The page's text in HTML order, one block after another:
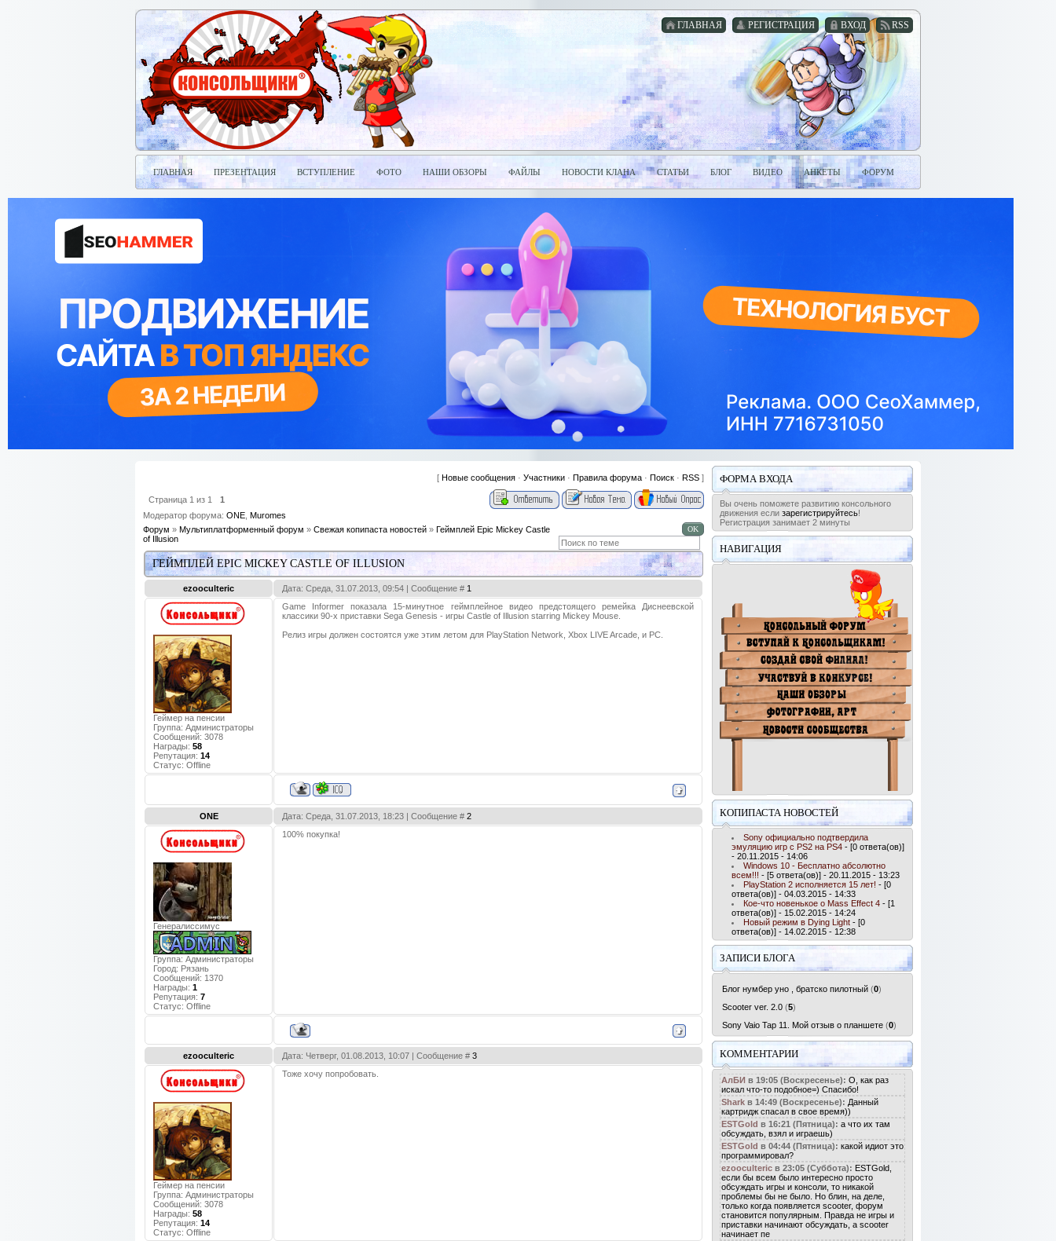
RSS
ВХОД
РЕГИСТРАЦИЯ
ГЛАВНАЯ
ГЛАВНАЯ ПРЕЗЕНТАЦИЯ ВСТУПЛЕНИЕ ФОТО НАШИ ОБЗОРЫ ФАЙЛЫ НОВОСТИ КЛАНА СТАТЬИ БЛОГ ВИДЕО АНКЕТЫ ФОРУМ
[ Новые сообщения · Участники · Правила форума · Поиск · RSS ]
Страница 1 из 1
1
Модератор форума: ONE Muromes
Форум » Мультиплатформенный форум » Свежая копипаста новостей » Геймплей Epic Mickey Castle
of Illusion
ГЕЙМПЛЕЙ EPIC MICKEY CASTLE OF ILLUSION
ezooculteric Дата: Среда, 31.07.2013, 09:54 | Сообщение # 1
Геймер на пенсии
Группа: Администраторы
Сообщений: 3078
Награды: 58
Репутация: 14
Статус: Offline
Game Informer показала 15-минутное геймплейное видео предстоящего ремейка Диснеевской
классики 90-х приставки Sega Genesis - игры Castle of Illusion starring Mickey Mouse.
Релиз игры должен состоятся уже этим летом для PlayStation Network, Xbox LIVE Arcade, и PC.
ONE Дата: Среда, 31.07.2013, 18:23 | Сообщение # 2
Генералиссимус
Группа: Администраторы
Город: Рязань
Сообщений: 1370
Награды: 1
Репутация: 7
Статус: Offline
100% покупка!
ezooculteric Дата: Четверг, 01.08.2013, 10:07 | Сообщение # 3
Геймер на пенсии
Группа: Администраторы
Сообщений: 3078
Награды: 58
Репутация: 14
Статус: Offline
Тоже хочу попробовать.
ФОРМА ВХОДА
Вы очень поможете развитию консольного
движения если зарегистрируйтесь!
Регистрация занимает 2 минуты
НАВИГАЦИЯ
КОПИПАСТА НОВОСТЕЙ
Sony официально подтвердила
эмуляцию игр с PS2 на PS4 - [0 ответа(ов)]
- 20.11.2015 - 14:06
Windows 10 - Бесплатно абсолютно
всем!!! - [5 ответа(ов)] - 20.11.2015 - 13:23
PlayStation 2 исполняется 15 лет! - [0
ответа(ов)] - 04.03.2015 - 14:33
Кое-что новенькое о Mass Effect 4 - [1
ответа(ов)] - 15.02.2015 - 14:24
Новый режим в Dying Light - [0
ответа(ов)] - 14.02.2015 - 12:38
ЗАПИСИ БЛОГА
Блог нумбер уно , братско пилотный (0)
Scooter ver. 2.0 (5)
Sony Vaio Tap 11. Мой отзыв о планшете (0)
КОММЕНТАРИИ
АлБИ в 19:05 (Воскресенье): О, как раз
искал что-то подобное=) Спасибо!
Shark в 14:49 (Воскресенье): Данный
картридж спасал в свое время))
ESTGold в 16:21 (Пятница): а что их там
обсуждать, взял и играешь)
ESTGold в 04:44 (Пятница): какой идиот это
программировал?
ezooculteric в 23:05 (Суббота): ESTGold,
если бы всем было интересно просто
обсуждать игры и консоли, то никакой
проблемы бы не было. Но блин, на деле,
только когда появляется scooter, форум
становится популярным. Правда не игры и
приставки начинают обсуждать, а scooter
начинает пе